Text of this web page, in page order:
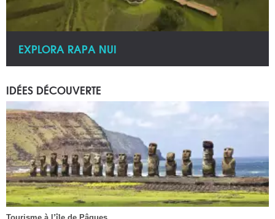
EXPLORA RAPA NUI
IDÉES DÉCOUVERTE